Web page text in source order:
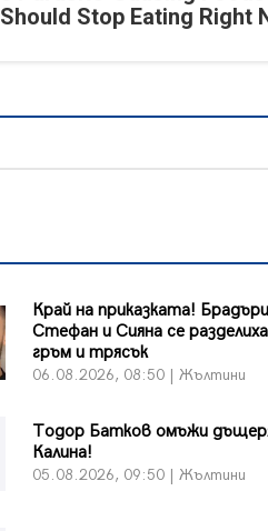
Should Stop Eating Right
Край на приказката!
Стефан и Сияна се
гръм и трясък
06.08.2026, 08:50 | Жълтини
Тодор Батков омъжи
Калина!
05.08.2026, 09:50 | Жълтини